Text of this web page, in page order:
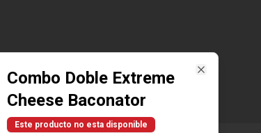
Combo Doble Extreme
Cheese Baconator
Este producto no esta disponible